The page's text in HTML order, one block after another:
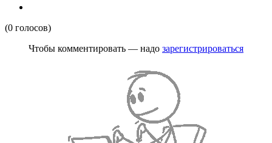
(0 голосов)
Чтобы комментировать — надо зарегистрироваться